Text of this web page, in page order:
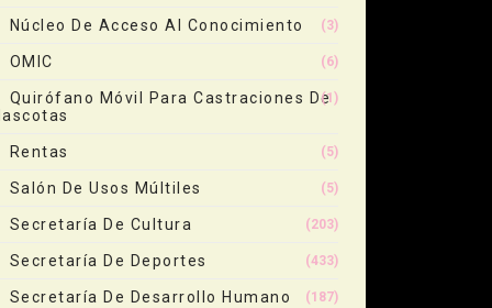
Núcleo De Acceso Al Conocimiento (3)
OMIC (6)
Quirófano Móvil Para Castraciones De(1)
Rentas (5)
Salón De Usos Múltiles (5)
Secretaría De Cultura (203)
Secretaría De Deportes (433)
Secretaría De Desarrollo Humano (187)